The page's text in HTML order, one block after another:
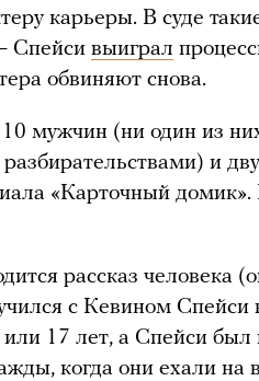
карьеры. В суде
Спейси выиграл
обвиняют снова.
мужчин (ни один из
и
«Карточный
рассказ человека
с Кевином Спейси
17 лет, а Спейси был
когда они ехали на